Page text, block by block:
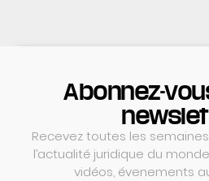
Abonnez-
Recevez toutes les
l’actualité juridique du
vidéos, évenements